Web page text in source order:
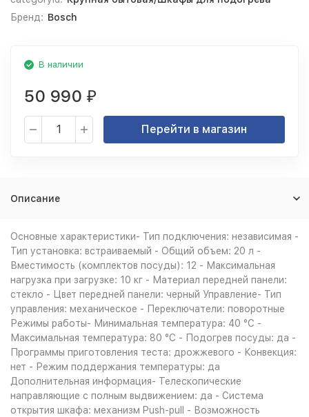
Бренд: Bosch
В наличии
50 990 ₽
Перейти в магазин
Описание
Основные характеристики- Тип подключения: независимая -
Тип установка: встраиваемый - Общий объем: 20 л -
Вместимость (комплектов посуды): 12 - Максимальная
нагрузка при загрузке: 10 кг - Материал передней панели:
стекло - Цвет передней панели: черный Управление- Тип
управления: механическое - Переключатели: поворотные
Режимы работы- Минимальная температура: 40 °C -
Максимальная температура: 80 °C - Подогрев посуды: да -
Программы приготовления теста: дрожжевого - Конвекция:
нет - Режим поддержания температуры: да
Дополнительная информация- Телескопические
направляющие с полным выдвижением: да - Система
открытия шкафа: механизм Push-pull - Возможность